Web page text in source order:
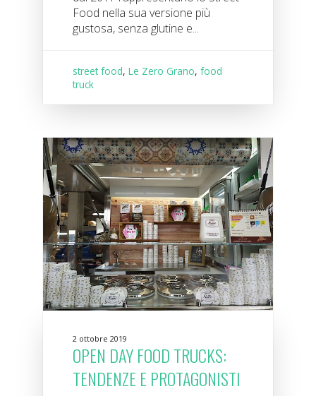
Food nella sua versione più
gustosa, senza glutine e...
street food,Le Zero Grano,food
truck
2 ottobre 2019
OPEN DAY FOOD TRUCKS:
TENDENZE E PROTAGONISTI